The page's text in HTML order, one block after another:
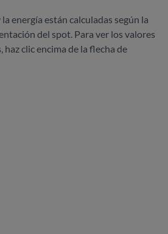
energía están calculadas según la
del spot. Para ver los valores
haz clic encima de la flecha de